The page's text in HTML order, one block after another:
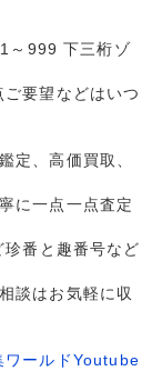
～999 下三桁ゾ
要望などはいつ
定、高価買取、
に一点一点査定
番と趣番号など
談はお気軽に収
ワールドYoutube